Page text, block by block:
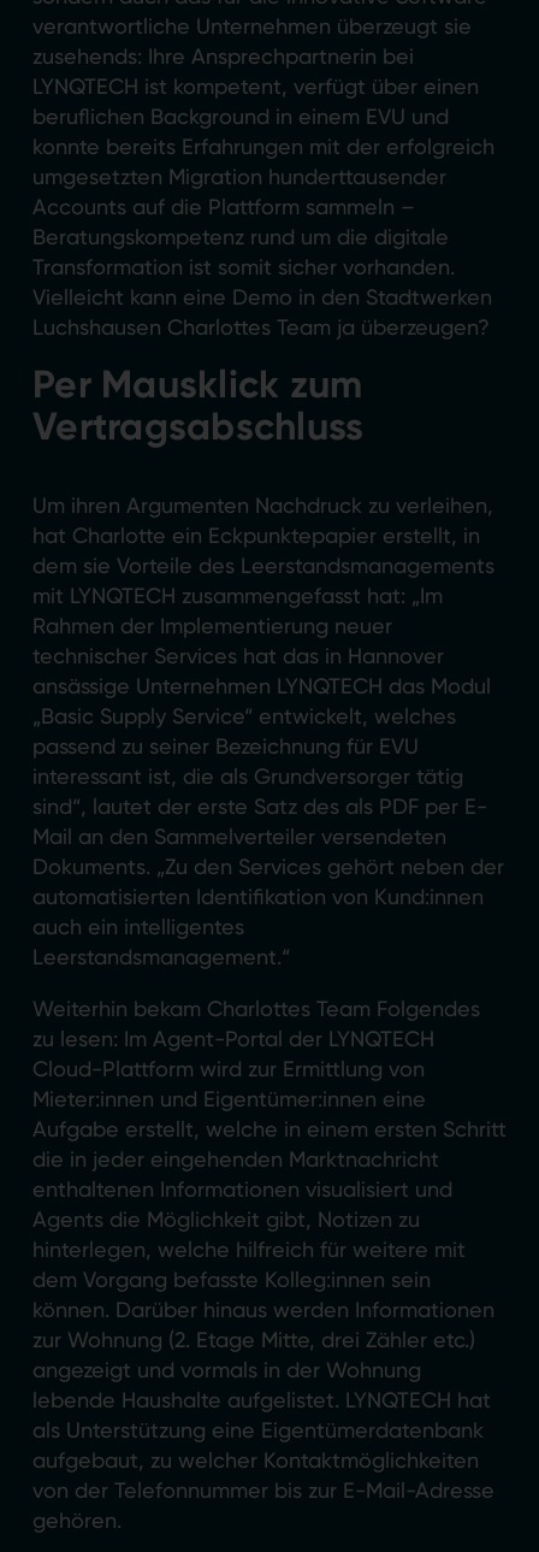
verantwortliche Unternehmen überzeugt sie
zusehends: Ihre Ansprechpartnerin bei
LYNQTECH ist kompetent, verfügt über einen
beruflichen Background in einem EVU und
konnte bereits Erfahrungen mit der erfolgreich
umgesetzten Migration hunderttausender
Accounts auf die Plattform sammeln –
Beratungskompetenz rund um die digitale
Transformation ist somit sicher vorhanden.
Vielleicht kann eine Demo in den Stadtwerken
Luchshausen Charlottes Team ja überzeugen?
Per Mausklick zum
Vertragsabschluss
Um ihren Argumenten Nachdruck zu verleihen,
hat Charlotte ein Eckpunktepapier erstellt, in
dem sie Vorteile des Leerstandsmanagements
mit LYNQTECH zusammengefasst hat: „Im
Rahmen der Implementierung neuer
technischer Services hat das in Hannover
ansässige Unternehmen LYNQTECH das Modul
„Basic Supply Service“ entwickelt, welches
passend zu seiner Bezeichnung für EVU
interessant ist, die als Grundversorger tätig
sind“, lautet der erste Satz des als PDF per E-
Mail an den Sammelverteiler versendeten
Dokuments. „Zu den Services gehört neben der
automatisierten Identifikation von Kund:innen
auch ein intelligentes
Leerstandsmanagement.“
Weiterhin bekam Charlottes Team Folgendes
zu lesen: Im Agent-Portal der LYNQTECH
Cloud-Plattform wird zur Ermittlung von
Mieter:innen und Eigentümer:innen eine
Aufgabe erstellt, welche in einem ersten Schritt
die in jeder eingehenden Marktnachricht
enthaltenen Informationen visualisiert und
Agents die Möglichkeit gibt, Notizen zu
hinterlegen, welche hilfreich für weitere mit
dem Vorgang befasste Kolleg:innen sein
können. Darüber hinaus werden Informationen
zur Wohnung (2. Etage Mitte, drei Zähler etc.)
angezeigt und vormals in der Wohnung
lebende Haushalte aufgelistet. LYNQTECH hat
als Unterstützung eine Eigentümerdatenbank
aufgebaut, zu welcher Kontaktmöglichkeiten
von der Telefonnummer bis zur E-Mail-Adresse
gehören.